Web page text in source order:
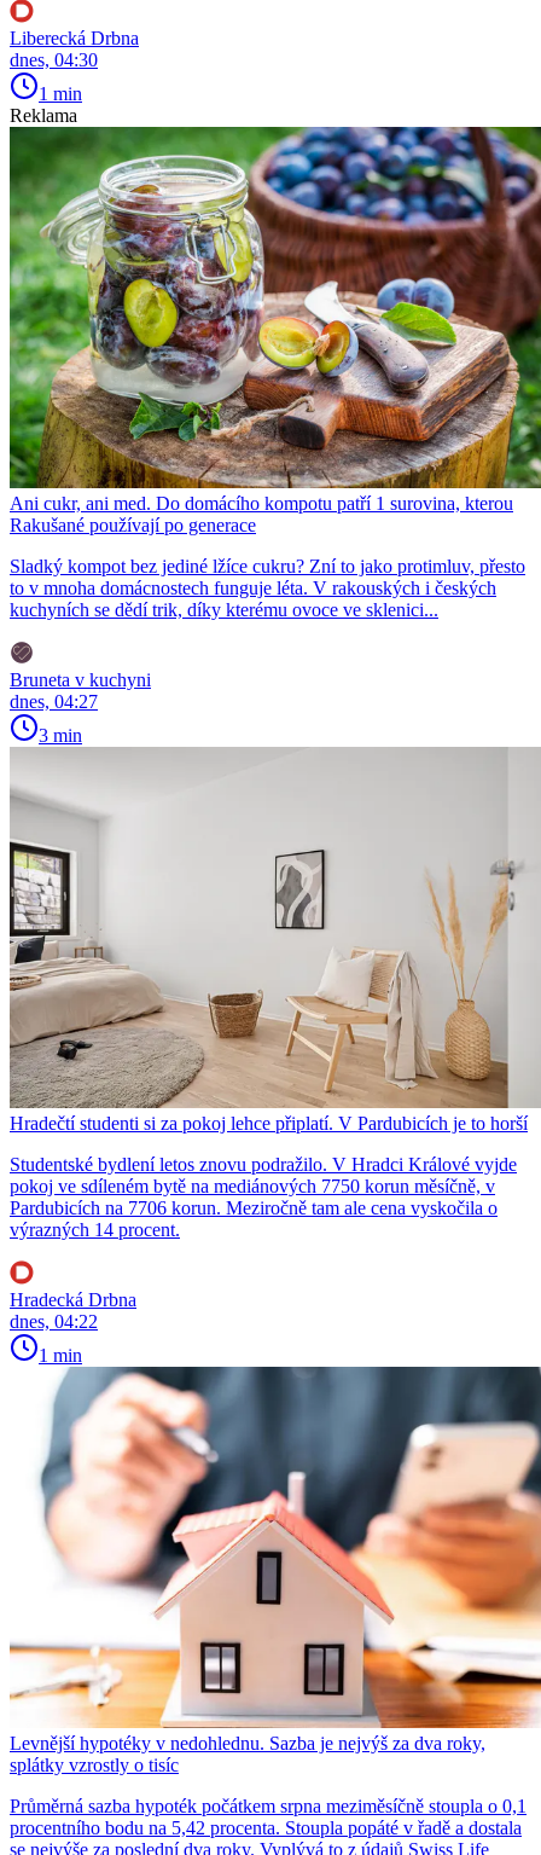
Liberecká Drbna
dnes, 04:30
1 min
Reklama
Ani cukr, ani med. Do domácího kompotu patří 1 surovina, kterou
Rakušané používají po generace
Sladký kompot bez jediné lžíce cukru? Zní to jako protimluv, přesto
to v mnoha domácnostech funguje léta. V rakouských i českých
kuchyních se dědí trik, díky kterému ovoce ve sklenici...
Bruneta v kuchyni
dnes, 04:27
3 min
Hradečtí studenti si za pokoj lehce připlatí. V Pardubicích je to horší
Studentské bydlení letos znovu podražilo. V Hradci Králové vyjde
pokoj ve sdíleném bytě na mediánových 7750 korun měsíčně, v
Pardubicích na 7706 korun. Meziročně tam ale cena vyskočila o
výrazných 14 procent.
Hradecká Drbna
dnes, 04:22
1 min
Levnější hypotéky v nedohlednu. Sazba je nejvýš za dva roky,
splátky vzrostly o tisíc
Průměrná sazba hypoték počátkem srpna meziměsíčně stoupla o 0,1
procentního bodu na 5,42 procenta. Stoupla popáté v řadě a dostala
se nejvýše za poslední dva roky. Vyplývá to z údajů Swiss Life